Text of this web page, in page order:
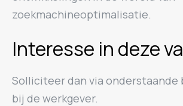
zoekmachineoptimalisatie.
Interesse in deze
Solliciteer dan via
bij de werkgever.